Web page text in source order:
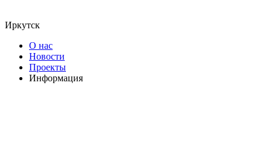
Иркутск
О нас
Новости
Проекты
Информация